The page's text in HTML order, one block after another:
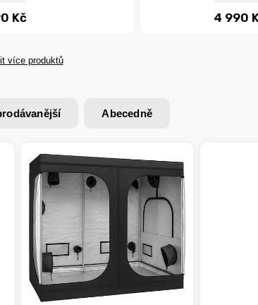
Kč 4 990
více produktů
Abecedně